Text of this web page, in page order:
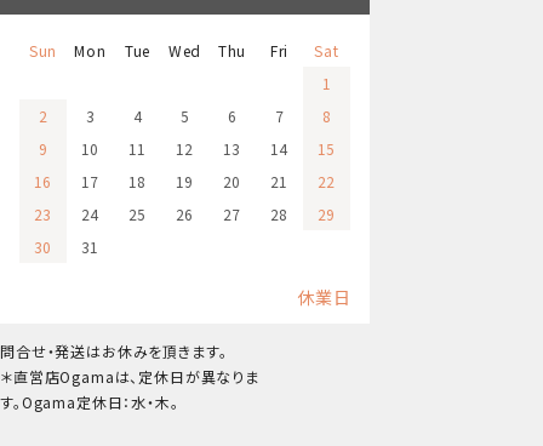
Sun Mon Tue Wed Thu Fri
Sat
1
2
3 4 5 6 7
8
9
10 11 12 13 14
15
16
17 18 19 20 21
22
23
24 25 26 27 28
29
30
31
休業日
問合せ・発送はお休みを頂きます。
＊直営店Ogamaは、定休日が異なりま
す。Ogama定休日：水・木。